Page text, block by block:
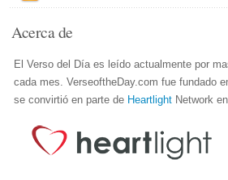
Acerca de
El Verso del Día es leído actualmente por
cada mes. VerseoftheDay.com fue fundado
se convirtió en parte de Heartlight Network